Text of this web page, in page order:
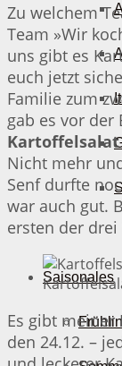
Saisonales
Zu welchem
Team »Wir
uns gibt es
euch jetzt
Familie zum
gab es vor der
Kartoffelsalat
Nicht mehr
Senf durfte
war auch gut.
ersten der
Es gibt meiner
den 24.12. –